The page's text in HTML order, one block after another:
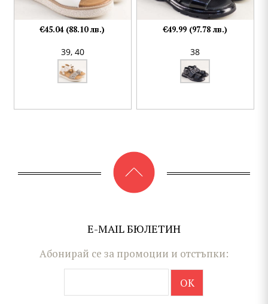
39, 40
€45.04 (88.10 лв.)
38
€49.99 (97.78 лв.)
E-MAIL БЮЛЕТИН
Абонирай се за промоции и отстъпки: